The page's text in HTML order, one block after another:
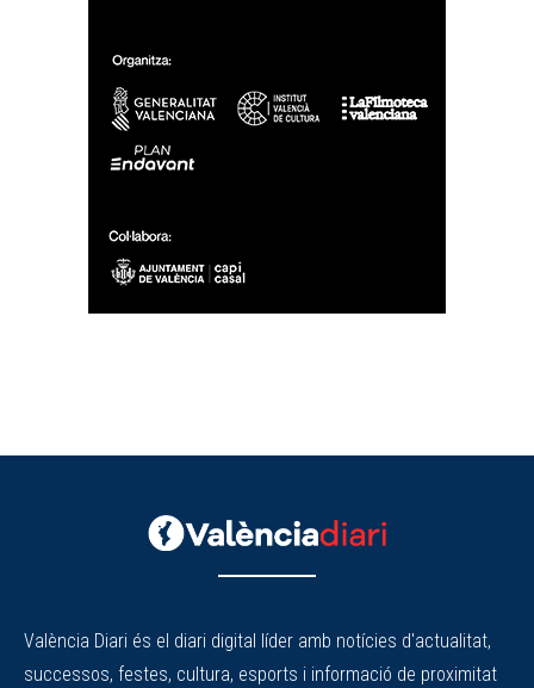
València Diari és el diari digital líder amb notícies d'actualitat,
successos, festes, cultura, esports i informació de proximitat